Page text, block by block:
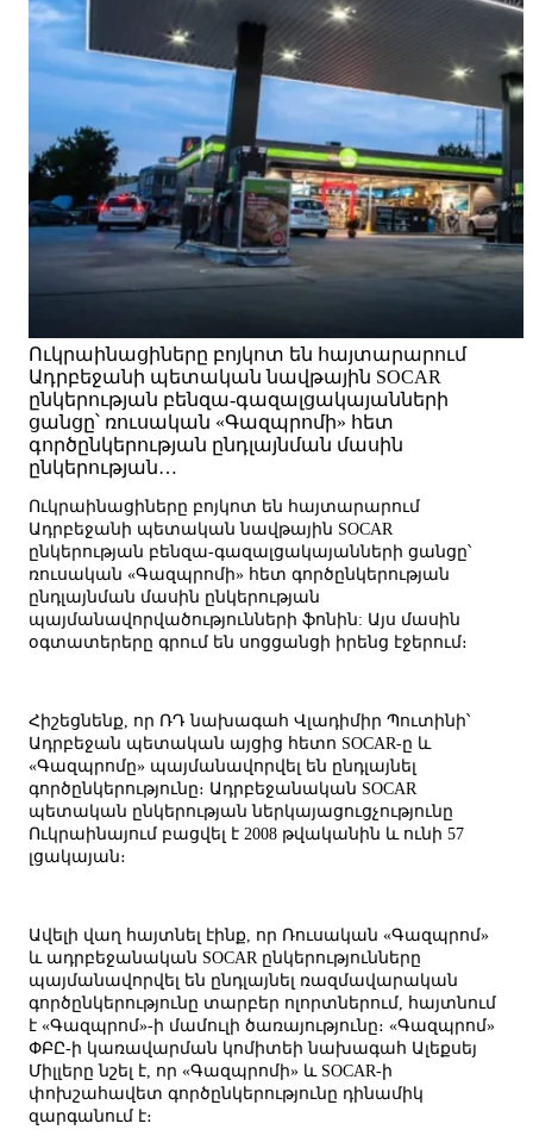
Ուկրաինացիները բոյկոտ են հայտարարում
Ադրբեջանի պետական նավթային SOCAR
ընկերության բենզա-գազալցակայանների
ցանցը՝ ռուսական «Գազպրոմի» հետ
գործընկերության ընդլայնման մասին
ընկերության…
Ուկրաինացիները բոյկոտ են հայտարարում
Ադրբեջանի պետական նավթային SOCAR
ընկերության բենզա-գազալցակայանների ցանցը՝
ռուսական «Գազպրոմի» հետ գործընկերության
ընդլայնման մասին ընկերության
պայմանավորվածությունների ֆոնին: Այս մասին
օգտատերերը գրում են սոցցանցի իրենց էջերում։
Հիշեցնենք, որ ՌԴ նախագահ Վլադիմիր Պուտինի՝
Ադրբեջան պետական այցից հետո SOCAR-ը և
«Գազպրոմը» պայմանավորվել են ընդլայնել
գործընկերությունը։ Ադրբեջանական SOCAR
պետական ընկերության ներկայացուցչությունը
Ուկրաինայում բացվել է 2008 թվականին և ունի 57
լցակայան։
Ավելի վաղ հայտնել էինք, որ Ռուսական «Գազպրոմ»
և ադրբեջանական SOCAR ընկերությունները
պայմանավորվել են ընդլայնել ռազմավարական
գործընկերությունը տարբեր ոլորտներում, հայտնում
է «Գազպրոմ»-ի մամուլի ծառայությունը։ «Գազպրոմ»
ՓԲԸ-ի կառավարման կոմիտեի նախագահ Ալեքսեյ
Միլլերը նշել է, որ «Գազպրոմի» և SOCAR-ի
փոխշահավետ գործընկերությունը դինամիկ
զարգանում է։